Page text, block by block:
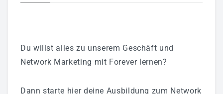
Du willst alles zu unserem Geschäft und
Network Marketing mit Forever lernen?
Dann starte hier deine Ausbildung zum Network